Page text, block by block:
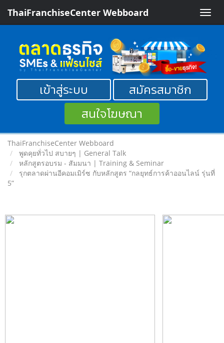
Toggle
ThaiFranchiseCenter Webboard
เข้าสู่ระบบ
สมัครสมาชิก
สนใจโฆษณา
ThaiFranchiseCenter Webboard
พูดคุยทั่วไป สบายๆ | General Talk
หลักสูตรอบรม - สัมมนา | Training & Seminar
รุกตลาดผ่านอีคอมเมิร์ซ กับหลักสูตร “กลยุทธ์การค้าออนไลน์ รุ่นที่
5”